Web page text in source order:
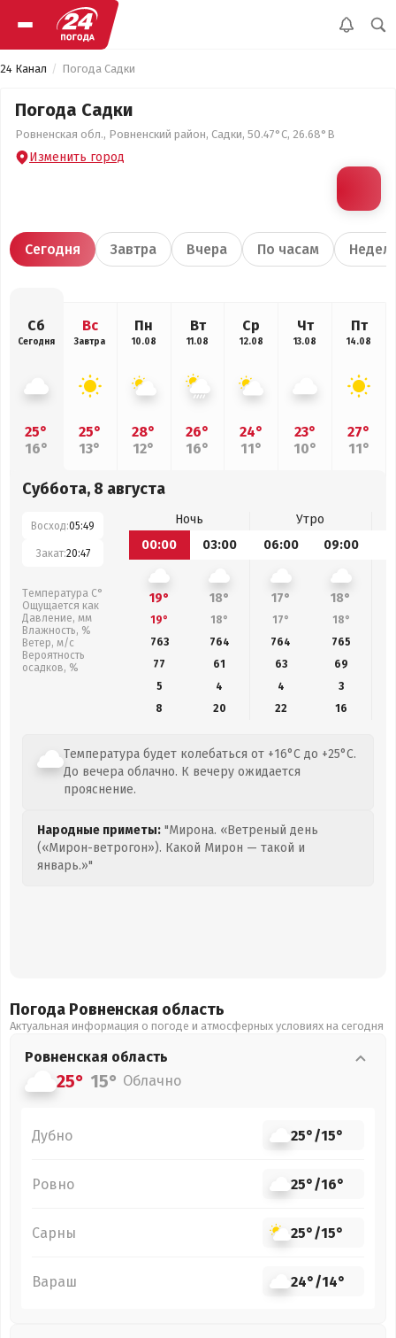
24 Канал Погода Садки
Погода Садки
Ровненская обл., Ровненский район, Садки, 50.47°С, 26.68°В
Изменить город
Сегодня Завтра Вчера По часам
Сб
Сегодня
25°
16°
Вс
Завтра
25°
13°
Пн
10.08
28°
12°
Вт
11.08
26°
16°
Ср
12.08
24°
11°
Чт
13.08
23°
10°
Пт
14.08
27°
11°
Суббота, 8 августа
Восход:05:49
Закат:20:47
Температура С°
Ощущается как
Давление, мм
Влажность, %
Ветер, м/с
Вероятность
осадков, %
Ночь
Утро
00:00
03:00 06:00 09:00
19° 18° 17° 18°
19° 18° 17° 18°
763
764 764 765
77
61 63 69
5
4 4
3
8
20 22 16
Температура будет колебаться от +16°C до +25°C.
До вечера облачно. К вечеру ожидается
прояснение.
Народные приметы: "Мирона. «Ветреный день
(«Мирон-ветрогон»). Какой Мирон — такой и
январь.»"
Погода Ровненская область
Актуальная информация о погоде и атмосферных условиях на сегодня
Ровненская область
25° 15° Облачно
Дубно 25°/15°
Ровно 25°/16°
Сарны 25°/15°
Вараш 24°/14°